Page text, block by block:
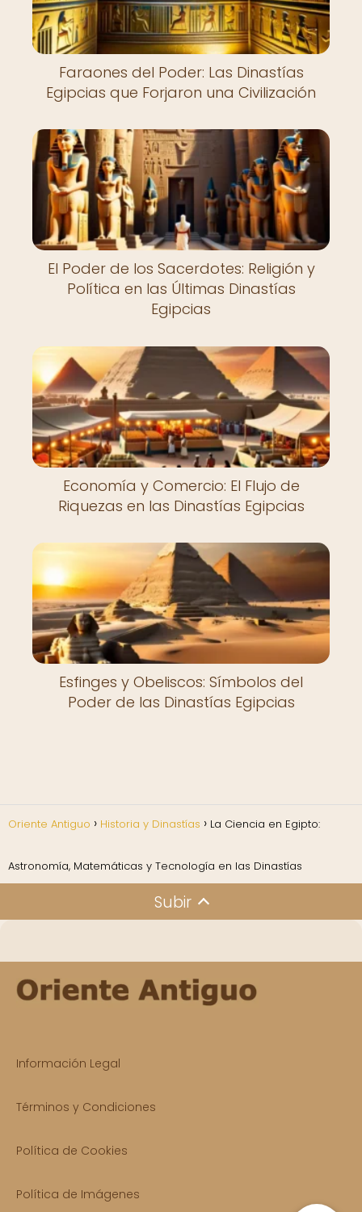
Faraones del Poder: Las Dinastías
Egipcias que Forjaron una Civilización
El Poder de los Sacerdotes: Religión y
Política en las Últimas Dinastías
Egipcias
Economía y Comercio: El Flujo de
Riquezas en las Dinastías Egipcias
Esfinges y Obeliscos: Símbolos del
Poder de las Dinastías Egipcias
Oriente Antiguo Historia y Dinastías La Ciencia en Egipto:
Astronomía, Matemáticas y Tecnología en las Dinastías
Subir
Información Legal
Términos y Condiciones
Política de Cookies
Política de Imágenes